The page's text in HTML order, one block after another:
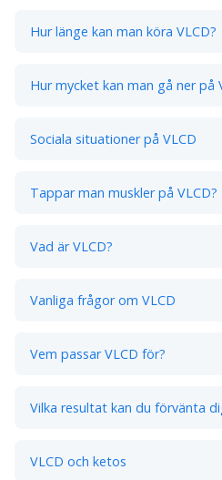
Hur länge kan man köra VLCD?
Hur mycket kan man gå ner på
Sociala situationer på VLCD
Tappar man muskler på VLCD?
Vad är VLCD?
Vanliga frågor om VLCD
Vem passar VLCD för?
Vilka resultat kan du förvänta
VLCD och ketos